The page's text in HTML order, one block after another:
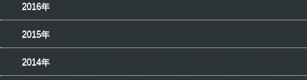
2016年
2015年
2014年